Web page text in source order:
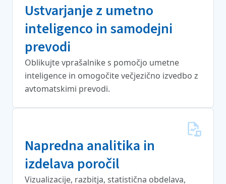
Ustvarjanje z umetno
inteligenco in samodejni
prevodi
Oblikujte vprašalnike s pomočjo umetne
inteligence in omogočite večjezično izvedbo z
avtomatskimi prevodi.
Napredna analitika in
izdelava poročil
Vizualizacije, razbitja, statistična obdelava,